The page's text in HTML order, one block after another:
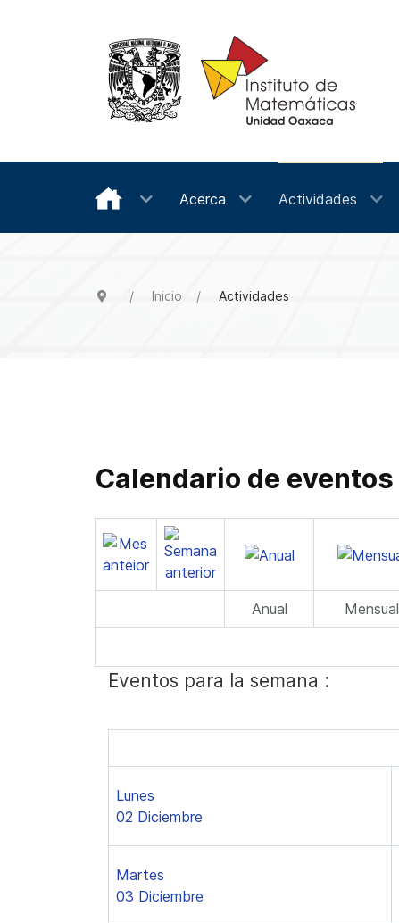
Acerca Actividades
Inicio Actividades
Calendario de eventos
Anual Mensual
Eventos para la semana :
Lunes
02 Diciembre
Martes
03 Diciembre